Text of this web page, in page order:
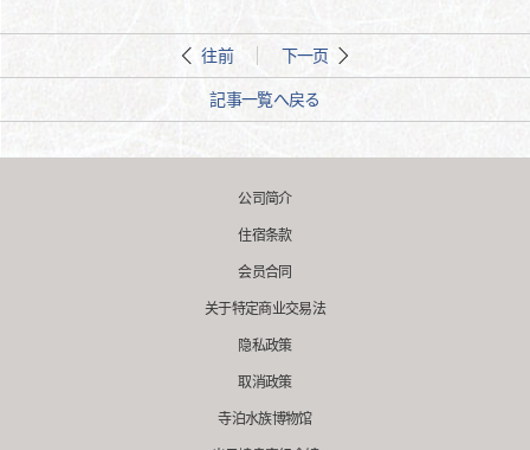
往前 下一页
記事一覧へ戻る
公司简介
住宿条款
会员合同
关于特定商业交易法
隐私政策
取消政策
寺泊水族博物馆